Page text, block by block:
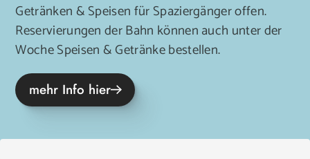
Getränken & Speisen für Spaziergänger offen.
Reservierungen der Bahn können auch unter der
Woche Speisen & Getränke bestellen.
mehr Info hier